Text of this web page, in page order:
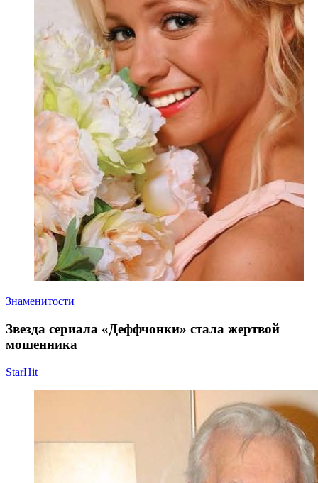
Знаменитости
Звезда сериала «Деффчонки» стала жертвой
мошенника
StarHit